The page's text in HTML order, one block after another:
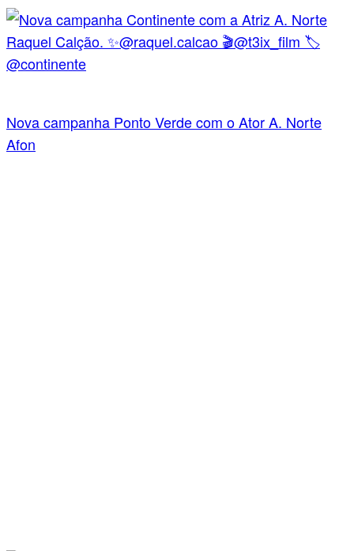
Nova campanha Ponto Verde com o Ator A. Norte
Afon